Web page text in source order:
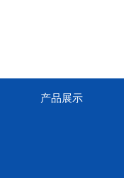
产品展示